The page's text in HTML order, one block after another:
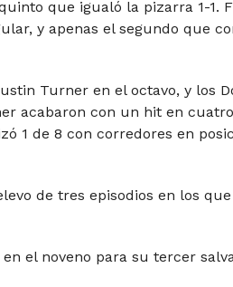
que igualó la pizarra 1-1.
y apenas el segundo que
Turner en el octavo, y los
acabaron con un hit en
1 de 8 con corredores en
de tres episodios en los
el noveno para su tercer